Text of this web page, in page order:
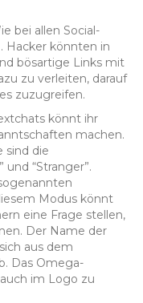
bei allen Social-
Hacker könnten in
bösartige Links mit
zu verleiten, darauf
zuzugreifen.
könnt ihr
machen.
sind die
“Stranger”.
Modus könnt
eine Frage stellen,
Der Name der
aus dem
Das Omega-
im Logo zu